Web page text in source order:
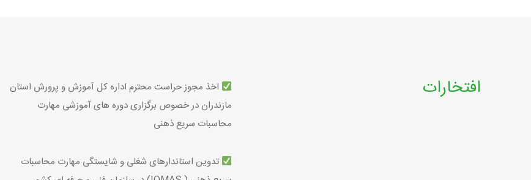
افتخارات
اخذ مجوز حراست محترم اداره کل آموزش و پرورش استان
مازندران در خصوص برگزاری دوره های آموزشی مهارت
محاسبات سریع ذهنی
تدوین استاندارهای شغلی و شایستگی مهارت محاسبات